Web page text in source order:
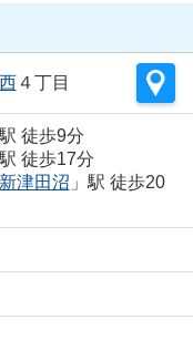
４丁目
駅 徒歩9分
駅 徒歩17分
新津田沼 」駅 徒歩20